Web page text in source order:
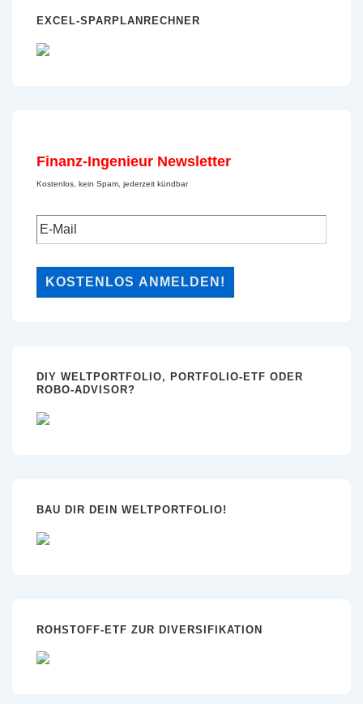
EXCEL-SPARPLANRECHNER
Finanz-Ingenieur Newsletter
Kostenlos, kein Spam, jederzeit kündbar
DIY WELTPORTFOLIO, PORTFOLIO-ETF ODER
ROBO-ADVISOR?
BAU DIR DEIN WELTPORTFOLIO!
ROHSTOFF-ETF ZUR DIVERSIFIKATION